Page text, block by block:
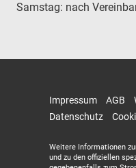
Samstag: nach
Impressum AGB
Datenschutz
Weitere Informationen
und zu den offiziellen